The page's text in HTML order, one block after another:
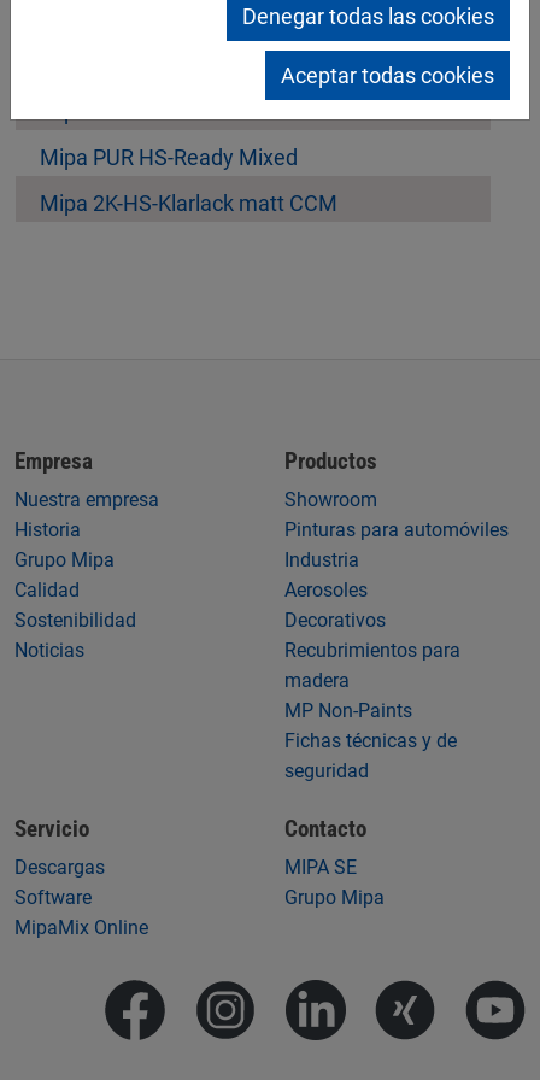
Mipa 2K-Acryl-HS-Chassislack
Mipa PUR-HS-Einschicht-Aluminium
Mipa PUR HS-Ready Mixed
Mipa 2K-HS-Klarlack matt CCM
Empresa
Nuestra empresa
Historia
Grupo Mipa
Calidad
Sostenibilidad
Noticias
Productos
Showroom
Pinturas para automóviles
Industria
Aerosoles
Decorativos
Recubrimientos para
madera
MP Non-Paints
Fichas técnicas y de
seguridad
Servicio
Descargas
Software
MipaMix Online
Contacto
MIPA SE
Grupo Mipa
Denegar todas las cookies
Aceptar todas cookies